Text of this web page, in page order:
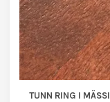
TUNN RING I